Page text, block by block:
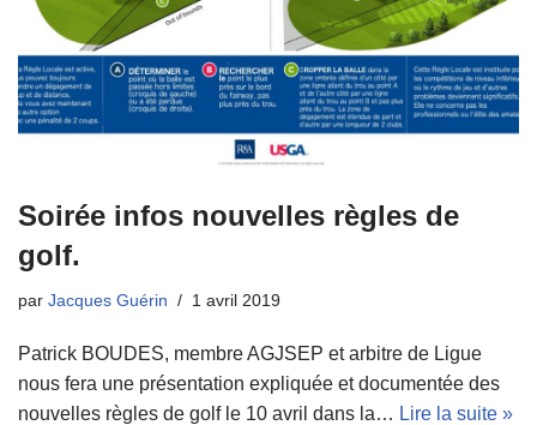
Soirée infos nouvelles règles de
golf.
par Jacques Guérin 1 avril 2019
Patrick BOUDES, membre AGJSEP et arbitre de Ligue
nous fera une présentation expliquée et documentée des
nouvelles règles de golf le 10 avril dans la… Lire la suite »